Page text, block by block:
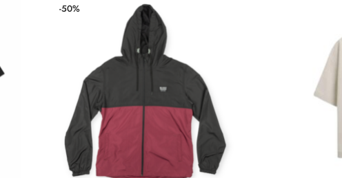
-50%